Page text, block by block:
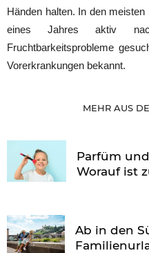
Händen halten. In den
eines Jahres aktiv
Fruchtbarkeitsprobleme
Vorerkrankungen bekannt.
MEHR AUS
Parfüm
Worauf ist
Ab in den